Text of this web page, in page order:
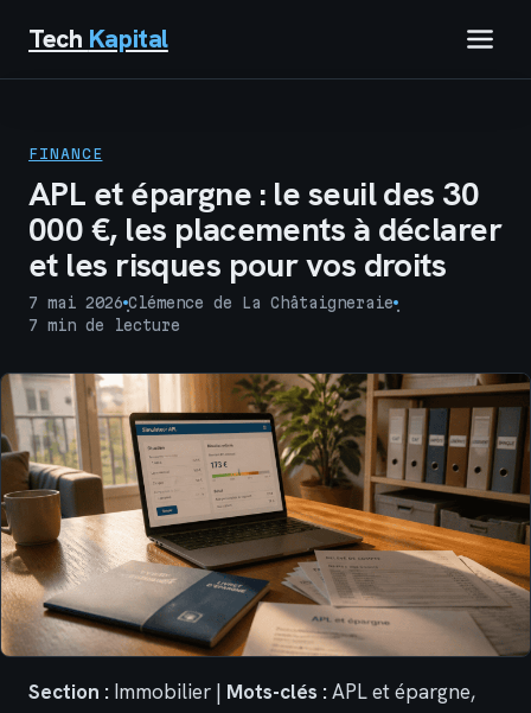
Tech Kapital
BUSINESS
MARKETING
FINANCE
APL et épargne : le seuil des 30
000 €, les placements à déclarer
et les risques pour vos droits
7 mai 2026
·
Clémence de La Châtaigneraie
·
7 min de lecture
Section : Immobilier | Mots-clés :APL et épargne,